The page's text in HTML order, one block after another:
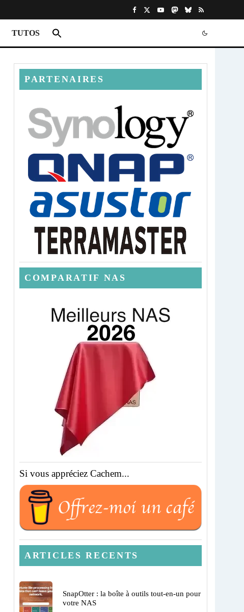
TUTOS
PARTENAIRES
COMPARATIF NAS
Si vous appréciez Cachem...
ARTICLES RECENTS
SnapOtter : la boîte à outils tout-en-un pour
votre NAS